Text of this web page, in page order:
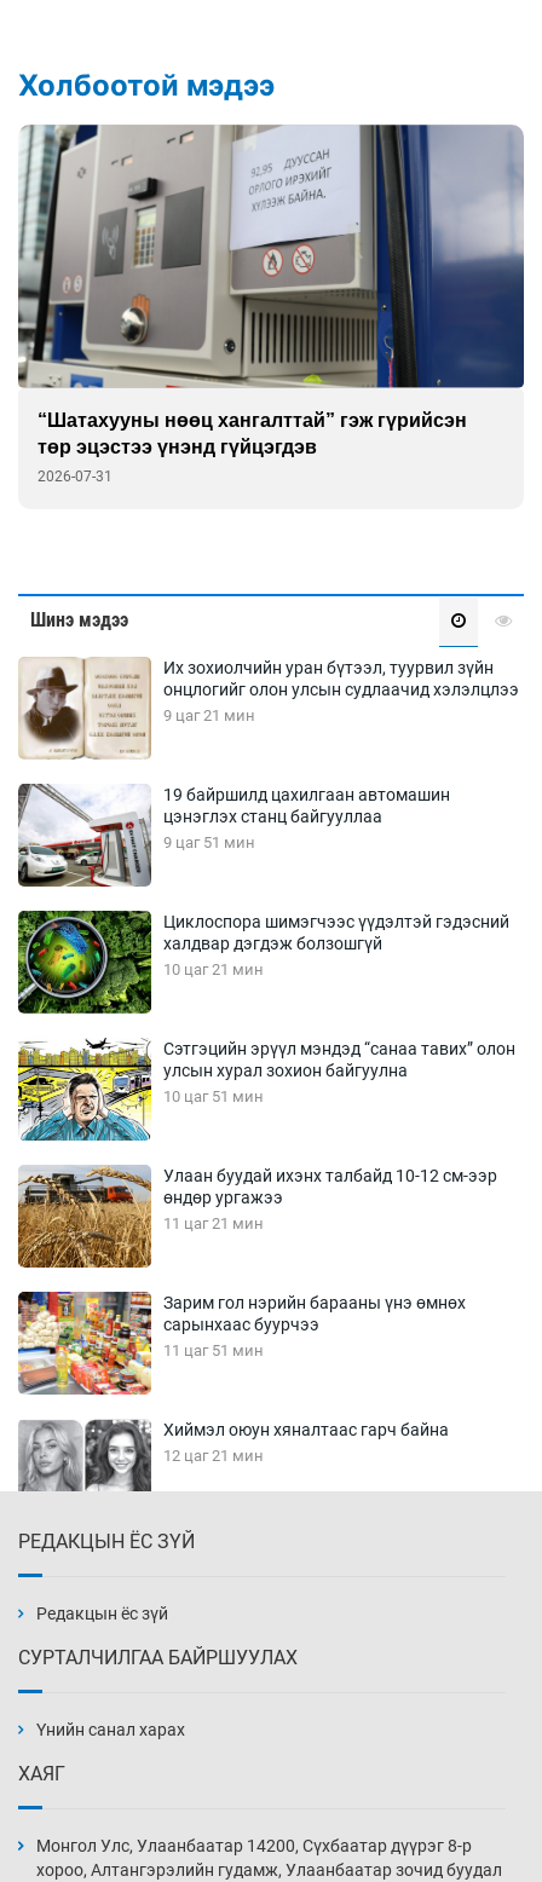
Холбоотой мэдээ
“Шатахууны нөөц хангалттай” гэж гүрийсэн
төр эцэстээ үнэнд гүйцэгдэв
2026-07-31
Шинэ мэдээ
Их зохиолчийн уран бүтээл, туурвил зүйн
онцлогийг олон улсын судлаачид хэлэлцлээ
9 цаг 21 мин
19 байршилд цахилгаан автомашин
цэнэглэх станц байгууллаа
9 цаг 51 мин
Циклоспора шимэгчээс үүдэлтэй гэдэсний
халдвар дэгдэж болзошгүй
10 цаг 21 мин
Сэтгэцийн эрүүл мэндэд “санаа тавих” олон
улсын хурал зохион байгуулна
10 цаг 51 мин
Улаан буудай ихэнх талбайд 10-12 см-ээр
өндөр ургажээ
11 цаг 21 мин
Зарим гол нэрийн барааны үнэ өмнөх
сарынхаас буурчээ
11 цаг 51 мин
Хиймэл оюун хяналтаас гарч байна
12 цаг 21 мин
12 цаг 51 мин
нэмэгджээ
13 цаг 21 мин
РЕДАКЦЫН ЁС ЗҮЙ
Редакцын ёс зүй
СУРТАЛЧИЛГАА БАЙРШУУЛАХ
Үнийн санал харах
ХАЯГ
Монгол Улс, Улаанбаатар 14200, Сүхбаатар дүүрэг 8-р
хороо, Алтангэрэлийн гудамж, Улаанбаатар зочид буудал